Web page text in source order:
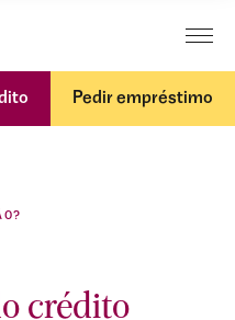
Pedir empréstimo
crédito